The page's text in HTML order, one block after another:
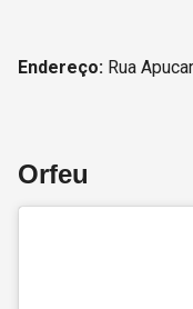
Endereço: Rua
Orfeu